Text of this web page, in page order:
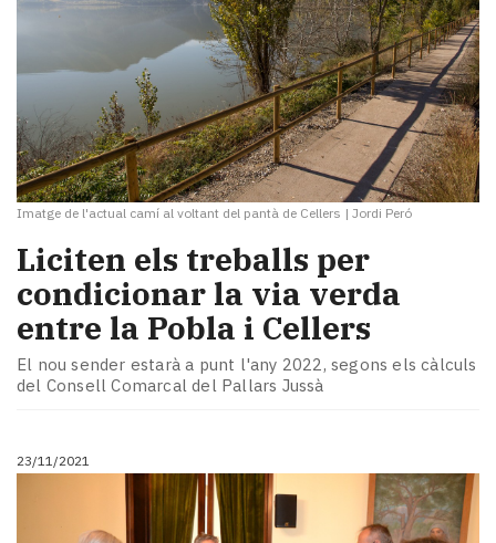
Imatge de l'actual camí al voltant del pantà de Cellers | Jordi Peró
Liciten els treballs per
condicionar la via verda
entre la Pobla i Cellers
El nou sender estarà a punt l'any 2022, segons els càlculs
del Consell Comarcal del Pallars Jussà
23/11/2021